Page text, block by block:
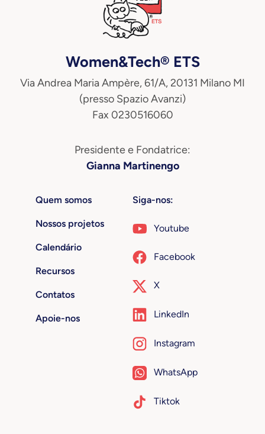
Women&Tech® ETS
Via Andrea Maria Ampère, 61/A, 20131 Milano MI
(presso Spazio Avanzi)
Fax 0230516060
Presidente e Fondatrice:
Gianna Martinengo
Quem somos
Nossos projetos
Calendário
Recursos
Contatos
Apoie-nos
Siga-nos:
Youtube
Facebook
X
LinkedIn
Instagram
WhatsApp
Tiktok